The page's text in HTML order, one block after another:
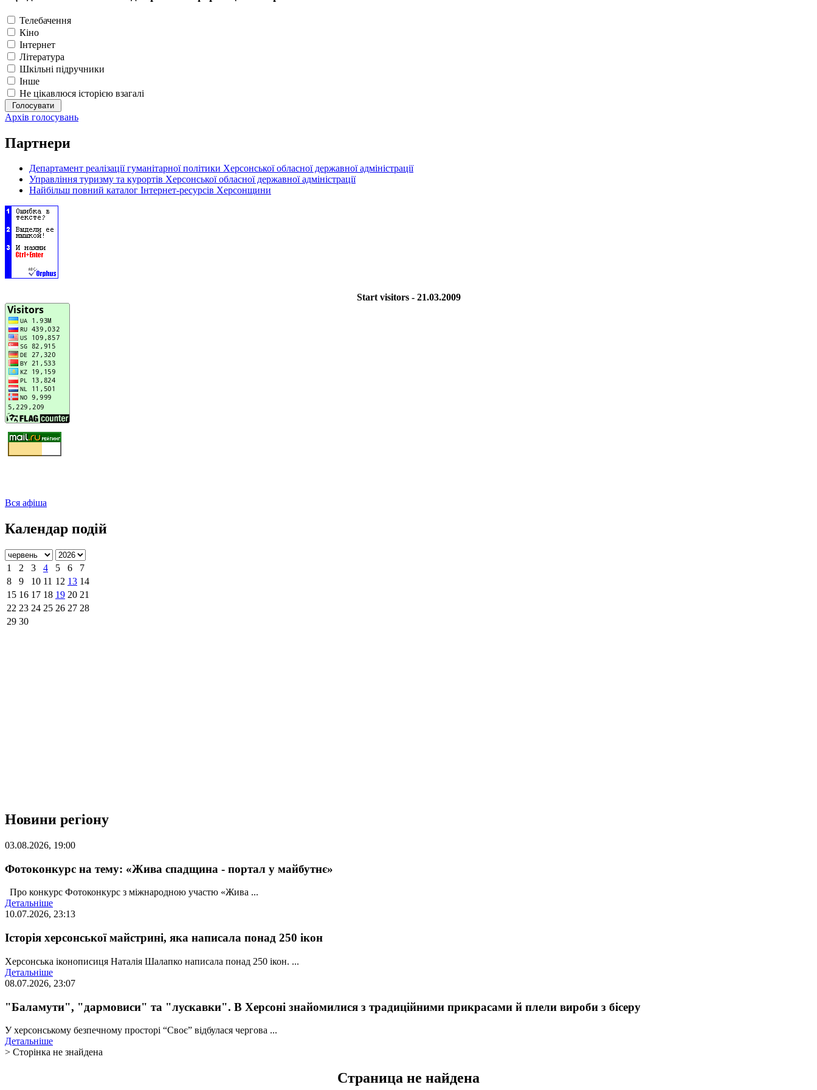
Телебачення
Кіно
Інтернет
Література
Шкільні підручники
Інше
Не цікавлюся історією взагалі
Архів голосувань
Партнери
Департамент реалізації гуманітарної політики Херсонської обласної державної адміністрації
Управління туризму та курортів Херсонської обласної державної адміністрації
Найбільш повний каталог Інтернет-ресурсів Херсонщини
Start visitors - 21.03.2009
Вся афіша
Календар подій
1 2 3 4 5 6
7
8
9 10 11 12 13 14
15 16 17 18 19 20 21
22 23 24 25 26 27 28
29 30
Новини регіону
03.08.2026, 19:00
Фотоконкурс на тему: «Жива спадщина - портал у майбутнє»
Про конкурс Фотоконкурс з міжнародною участю «Жива ...
Детальніше
10.07.2026, 23:13
Історія херсонської майстрині, яка написала понад 250 ікон
Херсонська іконописиця Наталія Шалапко написала понад 250 ікон. ...
Детальніше
08.07.2026, 23:07
"Баламути", "дармовиси" та "лускавки". В Херсоні знайомилися з традиційними прикрасами й плели вироби з бісеру
У херсонському безпечному просторі “Своє” відбулася чергова ...
Детальніше
> Сторінка не знайдена
Страница не найдена